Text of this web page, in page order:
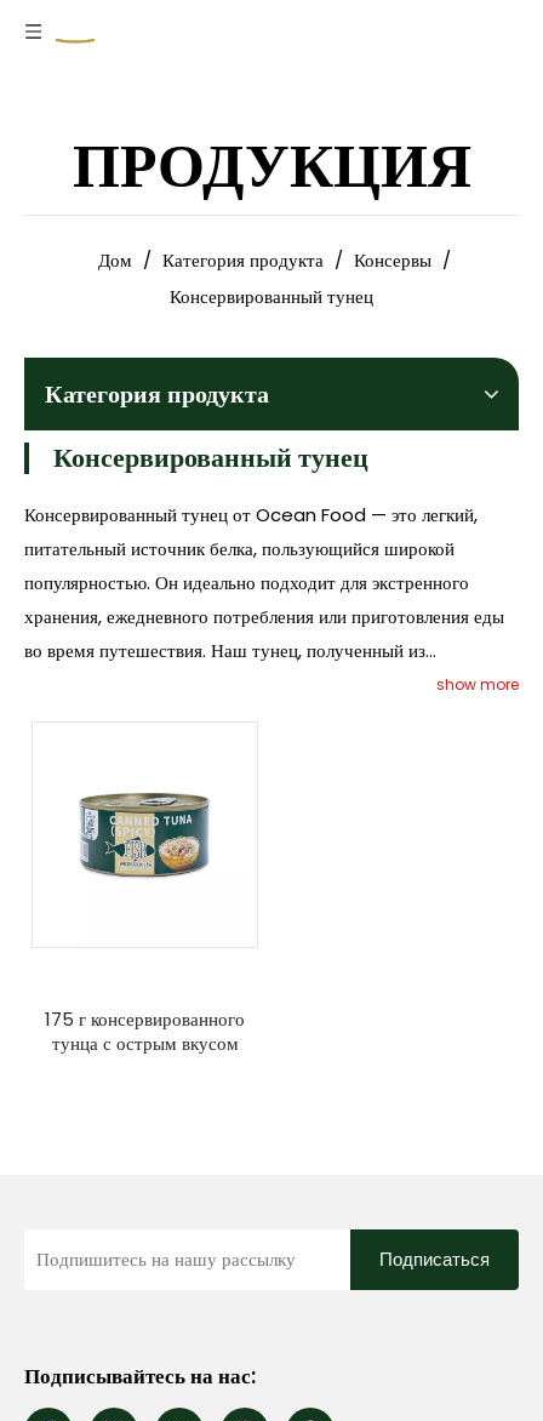
ПРОДУКЦИЯ
Дом / Категория продукта / Консервы /
Консервированный тунец
Категория продукта
Консервированный тунец
Консервированный тунец от Ocean Food — это легкий,
питательный источник белка, пользующийся широкой
популярностью. Он идеально подходит для экстренного
хранения, ежедневного потребления или приготовления еды
во время путешествия. Наш тунец, полученный из
экологически чистых источников и консервированный для
длительного срока хранения, сохраняет вкус и качество.
институциональных продовольственных программ.
show more
175 г консервированного
тунца с острым вкусом
Подписаться
Подписывайтесь на нас: